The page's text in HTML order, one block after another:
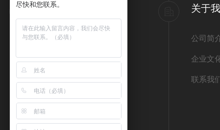
产品导航
意大利ATOS阿托斯
德国REXROTH力士乐
德国宝德BURKERT
德国HYDAC贺德克
关于
公司简
企业文
联系我
尽快和您联系。